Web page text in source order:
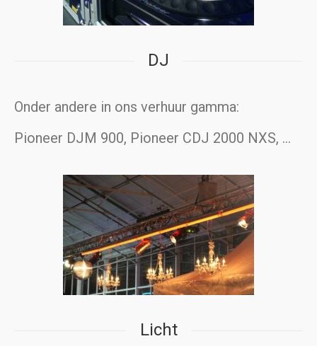
DJ
Onder andere in ons verhuur gamma:
Pioneer DJM 900, Pioneer CDJ 2000 NXS, …
Licht